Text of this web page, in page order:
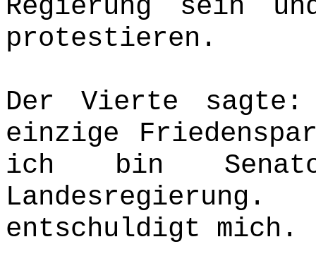
Regierung sein
protestieren.
Der Vierte
einzige
ich bin
entschuldigt mich.